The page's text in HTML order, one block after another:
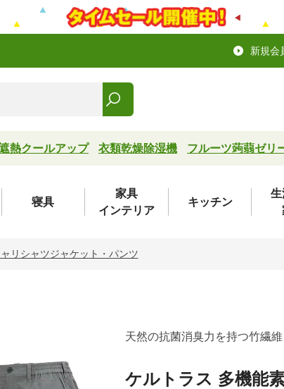
新規会
熱クールアップ 衣類乾燥除湿機 フルーツ蒟蒻ゼリ
寝具
家具
インテリア
キッチン
生
リシャツジャケット・パンツ
天然の抗菌消臭力を持つ竹繊
ケルトラス 多機能